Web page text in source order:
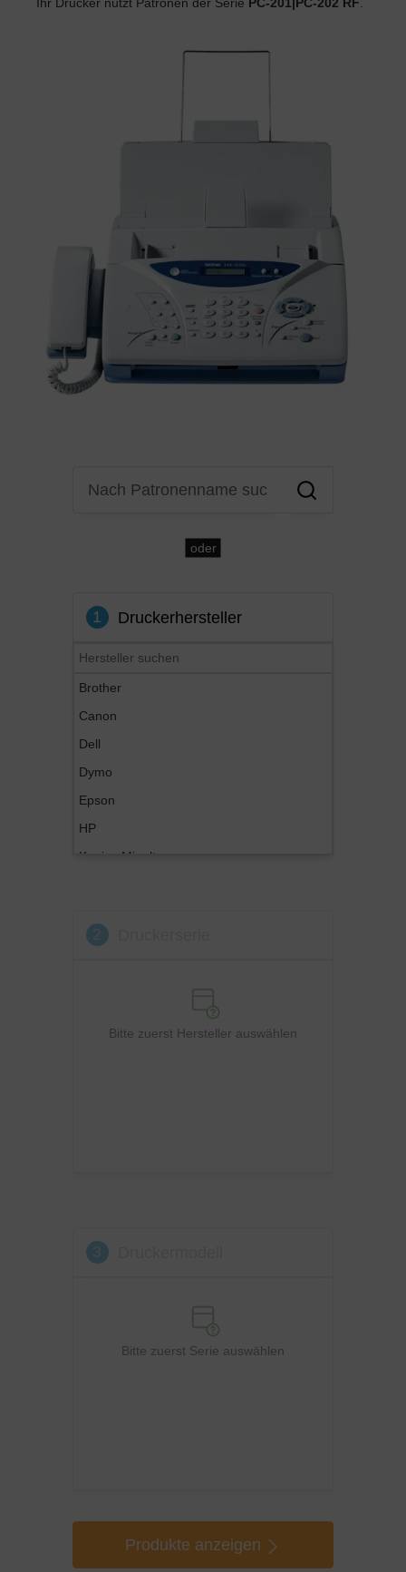
oder
1 Druckerhersteller
Brother
Canon
Dell
Dymo
Epson
HP
Konica Minolta
OKI
Ricoh
Bitte zuerst Hersteller auswählen
Bitte zuerst Serie auswählen
Produkte anzeigen